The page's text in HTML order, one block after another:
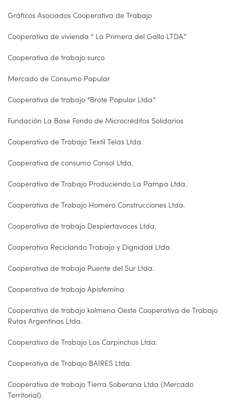
Gráficos Asociados Cooperativa de Trabajo
Cooperativa de vivienda “ La Primera del Gallo LTDA.”
Cooperativa de trabajo surco
Mercado de Consumo Popular
Cooperativa de trabajo “Brote Popular Ltda.”
Fundación La Base Fondo de Microcréditos Solidarios
Cooperativa de Trabajo Textil Telas Ltda.
Cooperativa de consumo Consol Ltda.
Cooperativa de Trabajo Produciendo La Pampa Ltda.
Cooperativa de Trabajo Hornero Construcciones Ltda.
Cooperativa de trabajo Despiertavoces Ltda.
Cooperativa Reciclando Trabajo y Dignidad Ltda.
Cooperativa de trabajo Puente del Sur Ltda.
Cooperativa de trabajo Apisfemina
Cooperativa de trabajo kolmena Oeste Cooperativa de Trabajo
Rutas Argentinas Ltda.
Cooperativa de Trabajo Los Carpinchos Ltda.
Cooperativa de Trabajo BAIRES Ltda.
Cooperativa de trabajo Tierra Soberana Ltda (Mercado
Territorial).